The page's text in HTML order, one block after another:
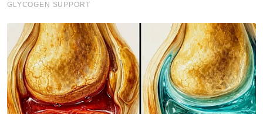
Boling
Para
Abg Yahya